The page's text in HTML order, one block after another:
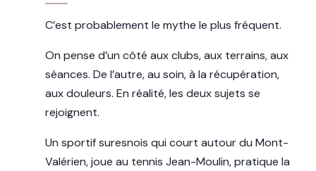
C’est probablement le mythe le plus fréquent.
On pense d’un côté aux clubs, aux terrains, aux
séances. De l’autre, au soin, à la récupération,
aux douleurs. En réalité, les deux sujets se
rejoignent.
Un sportif suresnois qui court autour du Mont-
Valérien, joue au tennis Jean-Moulin, pratique la